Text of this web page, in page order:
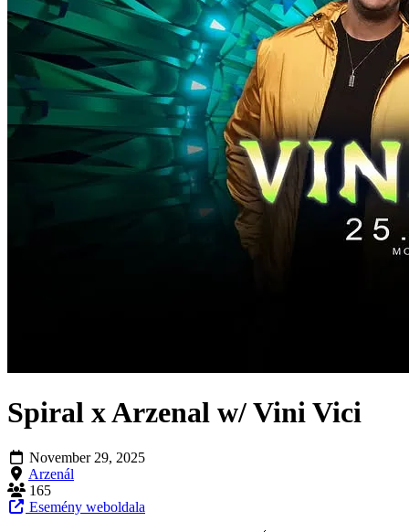
Spiral x Arzenal w/ Vini Vici
November 29, 2025
Arzenál
165
Esemény weboldala